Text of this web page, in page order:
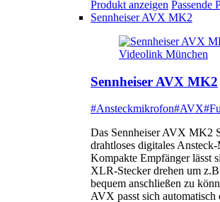
Produkt anzeigen Passende
Sennheiser AVX MK2
Sennheiser AVX MK2
#Ansteckmikrofon#AVX
Das Sennheiser AVX MK2
drahtloses digitales
Kompakte Empfänger lässt
XLR-Stecker drehen um
bequem anschließen zu
AVX passt sich automatisch